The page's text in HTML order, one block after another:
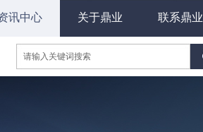
讯中心 关于鼎业 联系鼎业